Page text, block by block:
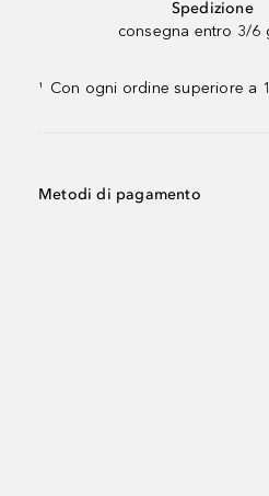
Spedizione
consegna entro 3/6
¹ Con ogni ordine superiore a
Metodi di pagamento